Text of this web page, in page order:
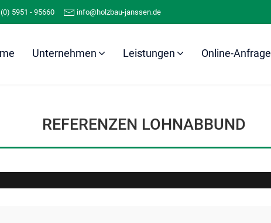
5951 - 95660 info@holzbau-janssen.de
Unternehmen Leistungen Online-Anfrage
REFERENZEN LOHNABBUND